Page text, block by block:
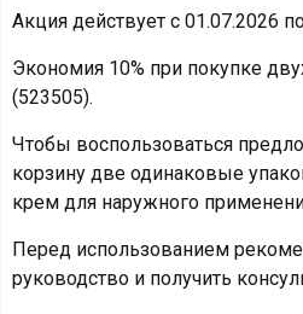
Акция действует с 01.07.2026
Экономия 10% при покупке
(523505).
Чтобы воспользоваться
корзину две одинаковые
крем для наружного
Перед использованием
руководство и получить